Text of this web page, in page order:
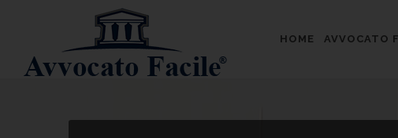
HOME AVVOCATO